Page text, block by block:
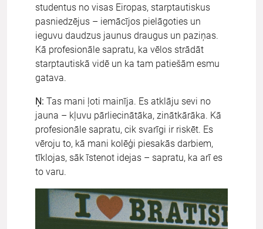
studentus no visas Eiropas, starptautiskus
pasniedzējus – iemācījos pielāgoties un
ieguvu daudzus jaunus draugus un paziņas.
Kā profesionāle sapratu, ka vēlos strādāt
starptautiskā vidē un ka tam patiešām esmu
gatava.
Ņ: Tas mani ļoti mainīja. Es atklāju sevi no
jauna – kļuvu pārliecinātāka, zinātkārāka. Kā
profesionāle sapratu, cik svarīgi ir riskēt. Es
vēroju to, kā mani kolēģi piesakās darbiem,
tīklojas, sāk īstenot idejas – sapratu, ka arī es
to varu.